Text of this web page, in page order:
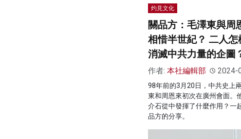
灼見文化
關品方：毛澤東與周
相惜半世紀？ 二人
消滅中共力量的企圖
作者: 本社編輯部 2024-
98年前的3月20日，中共史上
東和周恩來初次在廣州會面。
介石從中發揮了什麼作用？一
品方的分享。